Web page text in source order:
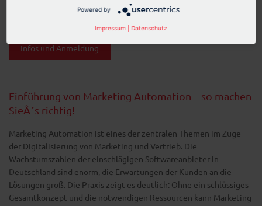
Konzeption von Lead Management Programmen achten müssen
und welche Faktoren dabei besonders erfolgskritisch sind.
Infos und Anmeldung
Einführung von Marketing Automation – so machen
SieÂ´s richtig!
Marketing Automation ist eines der zentralen Themen im Zuge
der Digitalisierung von Marketing und Vertrieb. Die
Wachstumszahlen der einschlägigen Softwareanbieter in
Deutschland sind enorm, die Erwartungen der Kunden an die
Lösungen groß. Die Praxis zeigt es deutlich: Ohne ein schlüssiges
Gesamtkonzept und die notwendigen Ressourcen kann Marketing
Powered by
Impressum Datenschutz